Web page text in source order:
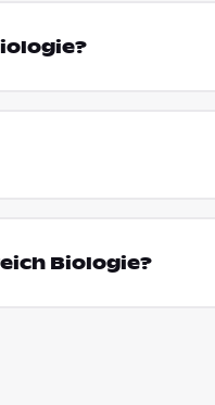
Biologie?